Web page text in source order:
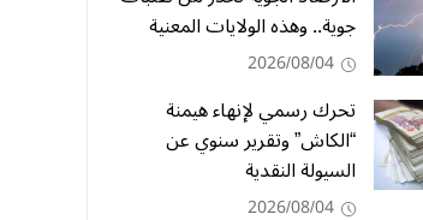
جوية.. وهذه الولايات المعنية
2026/08/04
تحرك رسمي لإنهاء هيمنة
“الكاش” وتقرير سنوي عن
السيولة النقدية
2026/08/04